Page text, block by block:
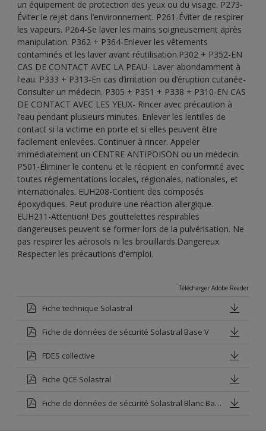
un équipement de protection des yeux ou du visage. P273-
Éviter le rejet dans l’environnement. P261-Éviter de respirer
les vapeurs. P264-Se laver les mains soigneusement après
manipulation. P362 + P364-Enlever les vêtements
contaminés et les laver avant réutilisation.P302 + P352-EN
CAS DE CONTACT AVEC LA PEAU- Laver abondamment à
l'eau. P333 + P313-En cas d’irritation ou d’éruption cutanée-
Consulter un médecin. P305 + P351 + P338 + P310-EN CAS
DE CONTACT AVEC LES YEUX- Rincer avec précaution à
l’eau pendant plusieurs minutes. Enlever les lentilles de
contact si la victime en porte et si elles peuvent être
facilement enlevées. Continuer à rincer. Appeler
immédiatement un CENTRE ANTIPOISON ou un médecin.
P501-Éliminer le contenu et le récipient en conformité avec
toutes réglementations locales, régionales, nationales, et
internationales. EUH208-Contient des composés
époxydiques. Peut produire une réaction allergique.
EUH211-Attention! Des gouttelettes respirables
dangereuses peuvent se former lors de la pulvérisation. Ne
pas respirer les aérosols ni les brouillards.Dangereux.
Respecter les précautions d'emploi.
Télécharger Adobe Reader
Fiche technique Solastral
Fiche de données de sécurité Solastral Base V
FDES collective
Fiche QCE Solastral
Fiche de données de sécurité Solastral Blanc Base P